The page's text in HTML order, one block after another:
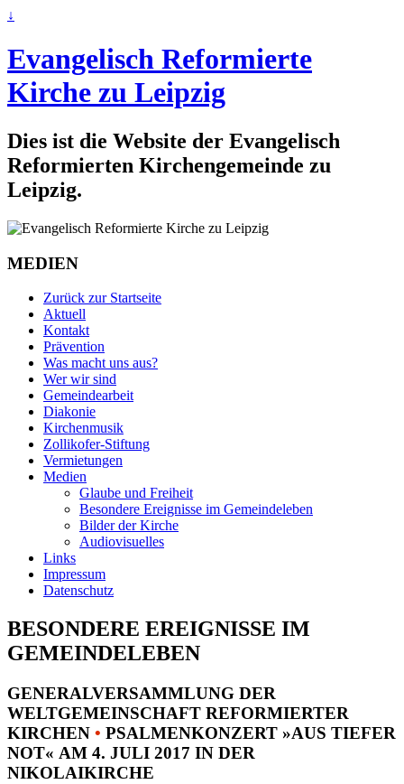
↓
Evangelisch Reformierte
Kirche zu Leipzig
Dies ist die Website der Evangelisch
Reformierten Kirchengemeinde zu
Leipzig.
MEDIEN
Zurück zur Startseite
Aktuell
Kontakt
Prävention
Was macht uns aus?
Wer wir sind
Gemeindearbeit
Diakonie
Kirchenmusik
Zollikofer-Stiftung
Vermietungen
Medien
Glaube und Freiheit
Besondere Ereignisse im Gemeindeleben
Bilder der Kirche
Audiovisuelles
Links
Impressum
Datenschutz
BESONDERE EREIGNISSE IM
GEMEINDELEBEN
GENERALVERSAMMLUNG DER
WELTGEMEINSCHAFT REFORMIERTER
KIRCHEN • PSALMENKONZERT »AUS TIEFER
NOT« AM 4. JULI 2017 IN DER
NIKOLAIKIRCHE